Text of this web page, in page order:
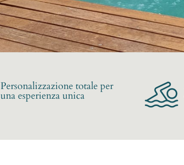
Personalizzazione totale per
una esperienza unica